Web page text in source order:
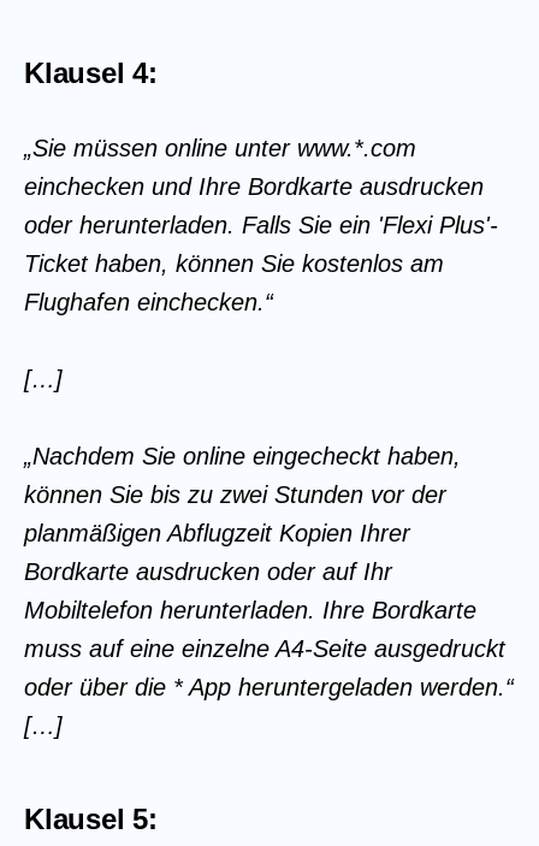
Klausel 4:
„Sie müssen online unter www.*.com
einchecken und Ihre Bordkarte ausdrucken
oder herunterladen. Falls Sie ein 'Flexi Plus'-
Ticket haben, können Sie kostenlos am
Flughafen einchecken.“
[…]
„Nachdem Sie online eingecheckt haben,
können Sie bis zu zwei Stunden vor der
planmäßigen Abflugzeit Kopien Ihrer
Bordkarte ausdrucken oder auf Ihr
Mobiltelefon herunterladen. Ihre Bordkarte
muss auf eine einzelne A4-Seite ausgedruckt
oder über die * App heruntergeladen werden.“
[…]
Klausel 5: